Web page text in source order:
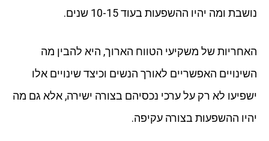
נושבת ומה יהיו ההשפעות בעוד 10-15 שנים.
האחריות של משקיעי הטווח הארוך, היא להבין מה
השינויים האפשריים לאורך הנשים וכיצד שינויים אלו
ישפיעו לא רק על ערכי נכסיהם בצורה ישירה, אלא גם מה
יהיו ההשפעות בצורה עקיפה.